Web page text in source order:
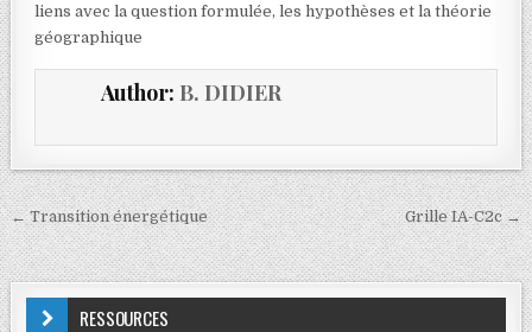
liens avec la question formulée, les hypothèses et la théorie
géographique
Author: B. DIDIER
← Transition énergétique Grille IA-C2c →
RESSOURCES